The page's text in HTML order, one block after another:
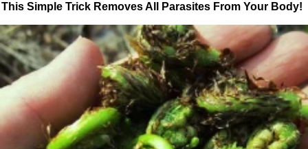
This Simple Trick Removes All Parasites From Your Body!